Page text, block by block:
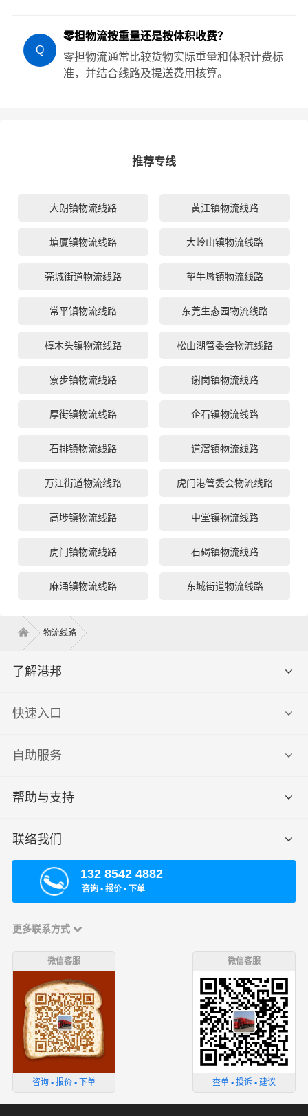
Q
零担物流按重量还是按体积收费？
零担物流通常比较货物实际重量和体积计费标
准，并结合线路及提送费用核算。
推荐专线
大朗镇物流线路 黄江镇物流线路
塘厦镇物流线路 大岭山镇物流线路
莞城街道物流线路 望牛墩镇物流线路
常平镇物流线路 东莞生态园物流线路
樟木头镇物流线路 松山湖管委会物流线路
寮步镇物流线路 谢岗镇物流线路
厚街镇物流线路 企石镇物流线路
石排镇物流线路 道滘镇物流线路
万江街道物流线路 虎门港管委会物流线路
高埗镇物流线路 中堂镇物流线路
虎门镇物流线路 石碣镇物流线路
麻涌镇物流线路 东城街道物流线路
物流线路
了解港邦
快速入口
自助服务
帮助与支持
联络我们
132 8542 4882
咨询 ▪ 报价 ▪ 下单
更多联系方式
微信客服
咨询 ▪ 报价 ▪ 下单
微信客服
查单 ▪ 投诉 ▪ 建议